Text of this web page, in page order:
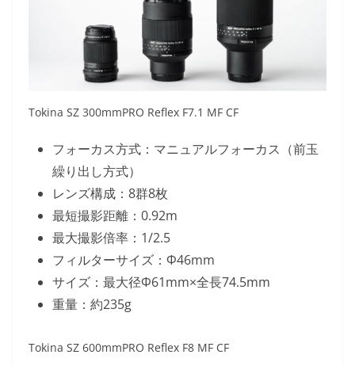
Tokina SZ 300mmPRO Reflex F7.1 MF CF
フォーカス方式：マニュアルフォーカス（前玉
繰り出し方式）
レンズ構成：8群8枚
最短撮影距離：0.92m
最大撮影倍率：1/2.5
フィルターサイズ：Φ46mm
サイズ：最大径Φ61mm×全長74.5mm
重量：約235g
Tokina SZ 600mmPRO Reflex F8 MF CF